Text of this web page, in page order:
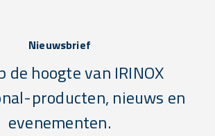
Nieuwsbrief
de hoogte van IRINOX
producten, nieuws en
evenementen.